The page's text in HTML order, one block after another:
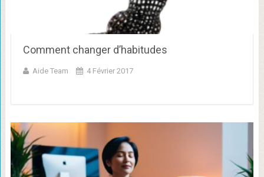
Comment changer d’habitudes
Aide Team 4 Février 2017